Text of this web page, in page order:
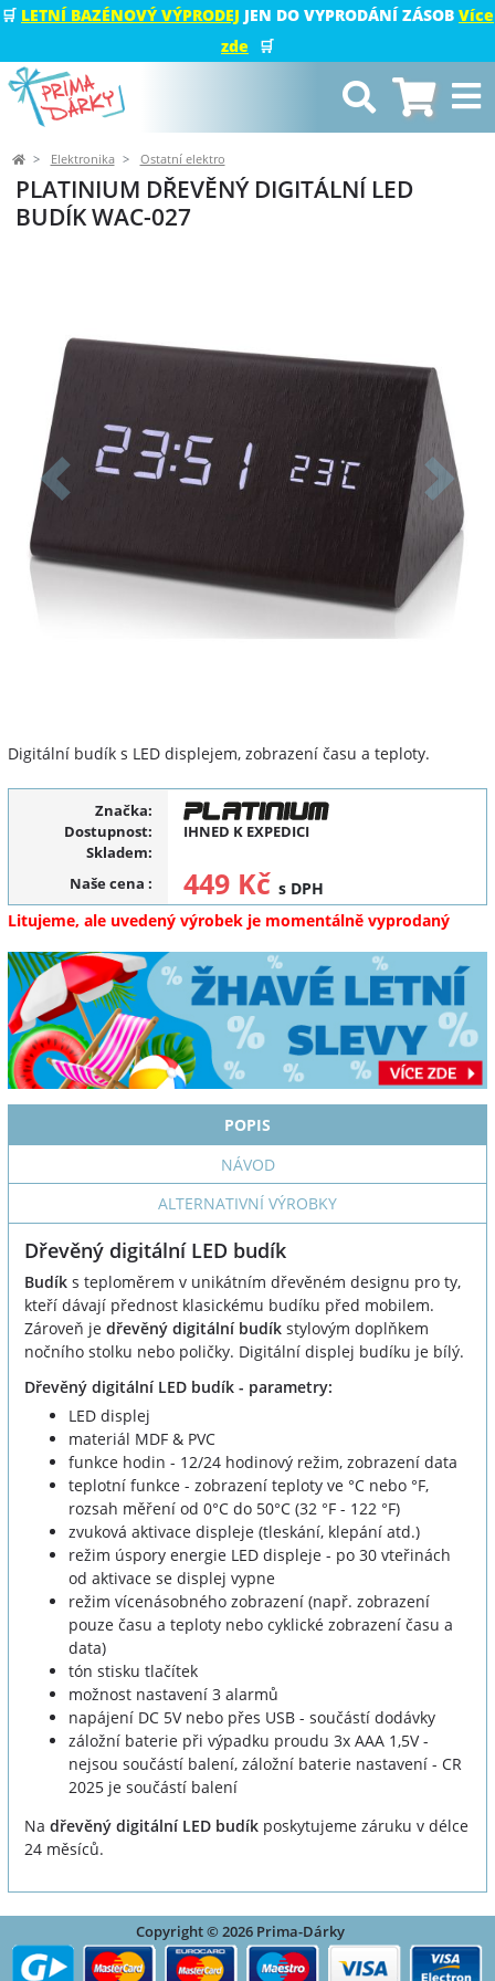
🛒 LETNÍ BAZÉNOVÝ VÝPRODEJ JEN DO VYPRODÁNÍ ZÁSOB Více
zde
🛒
Elektronika Ostatní elektro
PLATINIUM DŘEVĚNÝ DIGITÁLNÍ LED
BUDÍK WAC-027
Předchozí Další
Digitální budík s LED displejem, zobrazení času a teploty.
Značka:
Dostupnost:
IHNED K EXPEDICI
Skladem:
Naše cena : 449 Kč s DPH
Litujeme, ale uvedený výrobek je momentálně vyprodaný
POPIS
NÁVOD
ALTERNATIVNÍ VÝROBKY
Dřevěný digitální LED budík
Budík s teploměrem v unikátním dřevěném designu pro ty,
kteří dávají přednost klasickému budíku před mobilem.
Zároveň je dřevěný digitální budík stylovým doplňkem
nočního stolku nebo poličky. Digitální displej budíku je bílý.
Dřevěný digitální LED budík - parametry:
LED displej
materiál MDF & PVC
funkce hodin - 12/24 hodinový režim, zobrazení data
teplotní funkce - zobrazení teploty ve °C nebo °F,
rozsah měření od 0°C do 50°C (32 °F - 122 °F)
zvuková aktivace displeje (tleskání, klepání atd.)
režim úspory energie LED displeje - po 30 vteřinách
od aktivace se displej vypne
režim vícenásobného zobrazení (např. zobrazení
pouze času a teploty nebo cyklické zobrazení času a
data)
tón stisku tlačítek
možnost nastavení 3 alarmů
napájení DC 5V nebo přes USB - součástí dodávky
záložní baterie při výpadku proudu 3x AAA 1,5V -
nejsou součástí balení, záložní baterie nastavení - CR
2025 je součástí balení
Na dřevěný digitální LED budík poskytujeme záruku v délce
24 měsíců.
Copyright © 2026 Prima-Dárky